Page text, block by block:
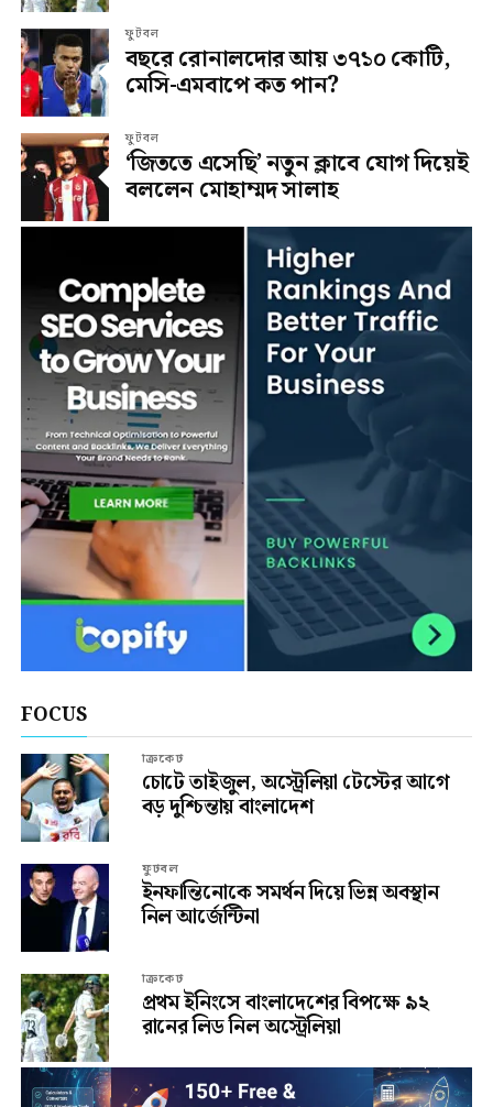
ফুটবল
বছরে রোনালদোর আয় ৩৭১০ কোটি,
মেসি-এমবাপে কত পান?
ফুটবল
‘জিততে এসেছি’ নতুন ক্লাবে যোগ দিয়েই
বললেন মোহাম্মদ সালাহ
FOCUS
ক্রিকেট
চোটে তাইজুল, অস্ট্রেলিয়া টেস্টের আগে
বড় দুশ্চিন্তায় বাংলাদেশ
ফুটবল
ইনফান্তিনোকে সমর্থন দিয়ে ভিন্ন অবস্থান
নিল আর্জেন্টিনা
ক্রিকেট
প্রথম ইনিংসে বাংলাদেশের বিপক্ষে ৯২
রানের লিড নিল অস্ট্রেলিয়া